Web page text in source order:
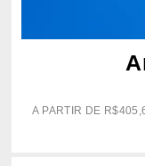
A PARTIR DE R$